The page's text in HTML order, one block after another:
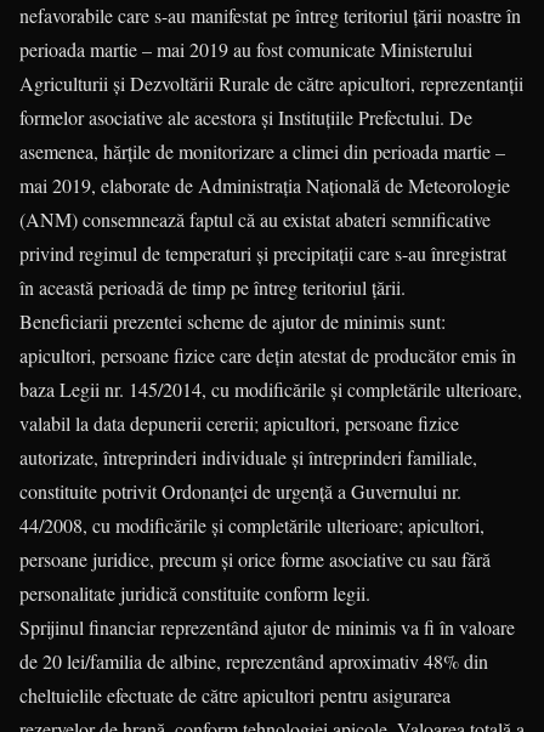
nefavorabile care s-au manifestat pe întreg teritoriul țării noastre în
perioada martie – mai 2019 au fost comunicate Ministerului
Agriculturii și Dezvoltării Rurale de către apicultori, reprezentanții
formelor asociative ale acestora și Instituțiile Prefectului. De
asemenea, hărțile de monitorizare a climei din perioada martie –
mai 2019, elaborate de Administraţia Naţională de Meteorologie
(ANM) consemnează faptul că au existat abateri semnificative
privind regimul de temperaturi și precipitații care s-au înregistrat
în această perioadă de timp pe întreg teritoriul țării.
Beneficiarii prezentei scheme de ajutor de minimis sunt:
apicultori, persoane fizice care dețin atestat de producător emis în
baza Legii nr. 145/2014, cu modificările și completările ulterioare,
valabil la data depunerii cererii; apicultori, persoane fizice
autorizate, întreprinderi individuale şi întreprinderi familiale,
constituite potrivit Ordonanţei de urgenţă a Guvernului nr.
44/2008, cu modificările și completările ulterioare; apicultori,
persoane juridice, precum şi orice forme asociative cu sau fără
personalitate juridică constituite conform legii.
Sprijinul financiar reprezentând ajutor de minimis va fi în valoare
de 20 lei/familia de albine, reprezentând aproximativ 48% din
cheltuielile efectuate de către apicultori pentru asigurarea